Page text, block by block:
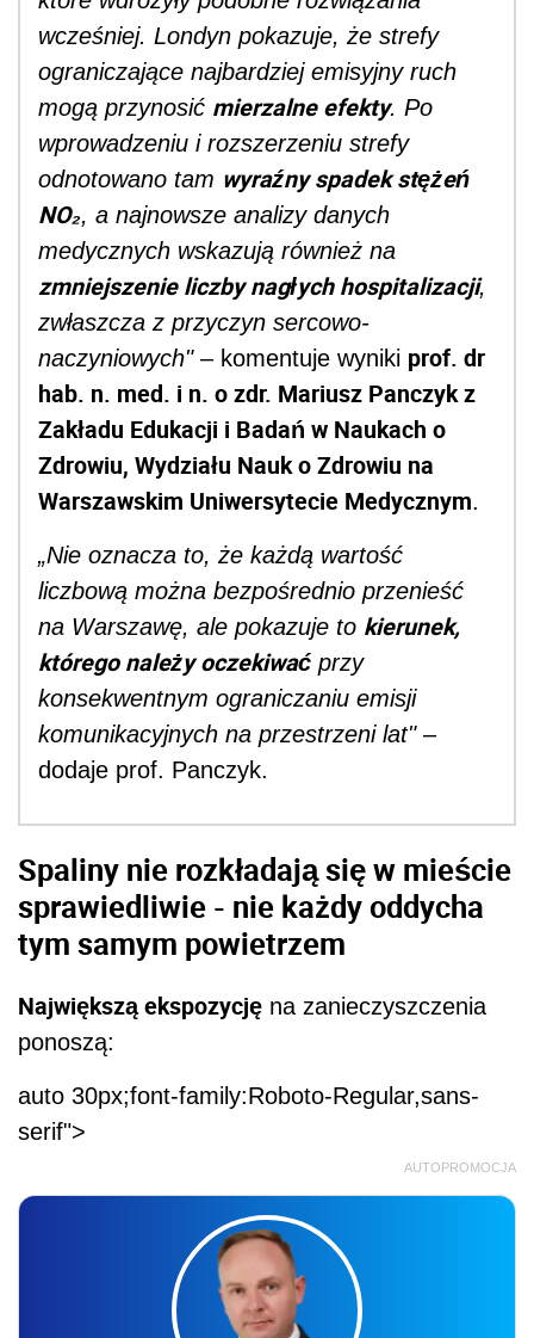
wcześniej. Londyn pokazuje, że strefy
ograniczające najbardziej emisyjny ruch
mogą przynosić mierzalne efekty. Po
wprowadzeniu i rozszerzeniu strefy
odnotowano tam wyraźny spadek stężeń
NO₂, a najnowsze analizy danych
medycznych wskazują również na
zmniejszenie liczby nagłych hospitalizacji,
zwłaszcza z przyczyn sercowo-
naczyniowych"– komentuje wyniki prof. dr
hab. n. med. i n. o zdr. Mariusz Panczyk z
Zakładu Edukacji i Badań w Naukach o
Zdrowiu, Wydziału Nauk o Zdrowiu na
Warszawskim Uniwersytecie Medycznym.
„Nie oznacza to, że każdą wartość
liczbową można bezpośrednio przenieść
na Warszawę, ale pokazuje to kierunek,
którego należy oczekiwać przy
konsekwentnym ograniczaniu emisji
komunikacyjnych na przestrzeni lat"–
dodaje prof. Panczyk.
Spaliny nie rozkładają się w mieście
sprawiedliwie - nie każdy oddycha
tym samym powietrzem
Największą ekspozycję na zanieczyszczenia
ponoszą:
auto 30px;font-family:Roboto-Regular,sans-
serif">
AUTOPROMOCJA